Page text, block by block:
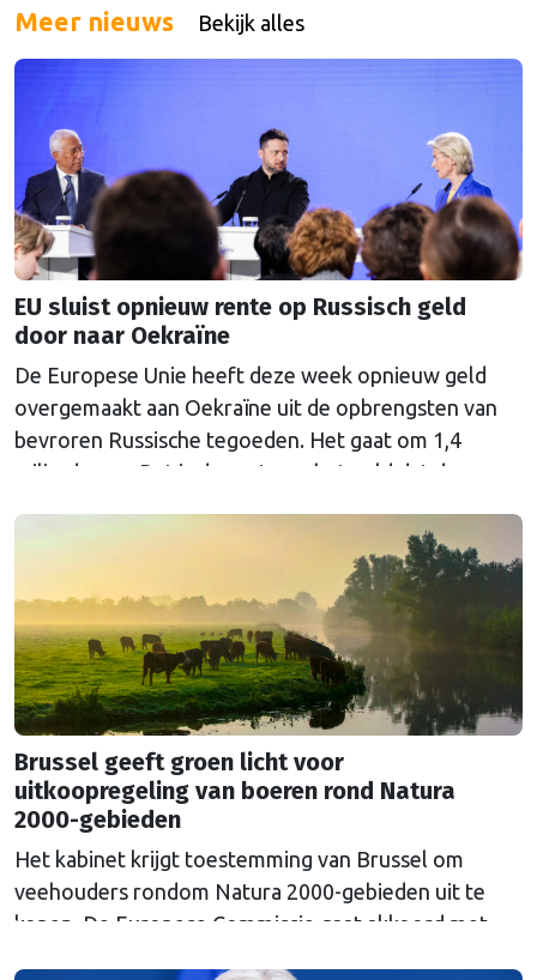
Meer nieuws Bekijk alles
EU sluist opnieuw rente op Russisch geld
door naar Oekraïne
De Europese Unie heeft deze week opnieuw geld
overgemaakt aan Oekraïne uit de opbrengsten van
bevroren Russische tegoeden. Het gaat om 1,4
miljard euro. Dat is de rente op het geld dat de
Euroclear parkeerde. De EU bevroor dat geld na de
Continued
Brussel geeft groen licht voor
uitkoopregeling van boeren rond Natura
2000-gebieden
Het kabinet krijgt toestemming van Brussel om
veehouders rondom Natura 2000-gebieden uit te
kopen. De Europese Commissie gaat akkoord met